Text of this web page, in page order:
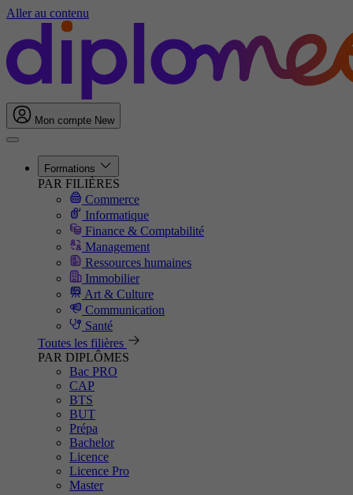
Aller au contenu
Mon compte New
Formations
PAR FILIÈRES
Commerce
Informatique
Finance & Comptabilité
Management
Ressources humaines
Immobilier
Art & Culture
Communication
Santé
Toutes les filières
PAR DIPLÔMES
Bac PRO
CAP
BTS
BUT
Prépa
Bachelor
Licence
Licence Pro
Master